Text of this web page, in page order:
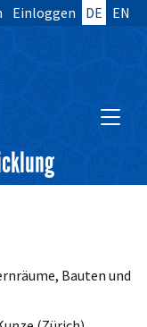
Einloggen DE EN
Bauten und